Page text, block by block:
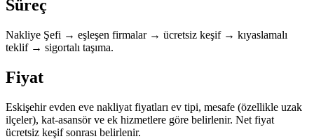
Süreç
Nakliye Şefi → eşleşen firmalar → ücretsiz keşif → kıyaslamalı
teklif → sigortalı taşıma.
Fiyat
Eskişehir evden eve nakliyat fiyatları ev tipi, mesafe (özellikle uzak
ilçeler), kat-asansör ve ek hizmetlere göre belirlenir. Net fiyat
ücretsiz keşif sonrası belirlenir.